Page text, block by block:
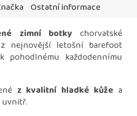
Ostatní informace
zimní botky chorvatské
z nejnovější letošní barefoot
pohodlnému každodennímu
z kvalitní hladké kůže a